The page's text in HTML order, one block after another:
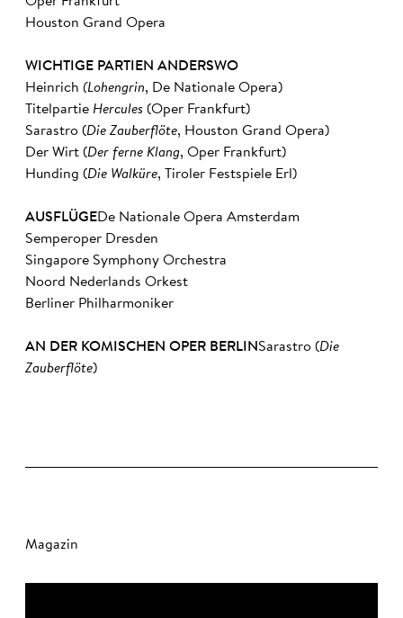
Houston Grand Opera
WICHTIGE PARTIEN ANDERSWO
Heinrich (Lohengrin, De Nationale Opera)
Titelpartie Hercules (Oper Frankfurt)
Sarastro (Die Zauberflöte, Houston Grand Opera)
Der Wirt (Der ferne Klang, Oper Frankfurt)
Hunding (Die Walküre, Tiroler Festspiele Erl)
AUSFLÜGEDe Nationale Opera Amsterdam
Semperoper Dresden
Singapore Symphony Orchestra
Noord Nederlands Orkest
Berliner Philharmoniker
AN DER KOMISCHEN OPER BERLINSarastro (Die
Zauberflöte)
Magazin